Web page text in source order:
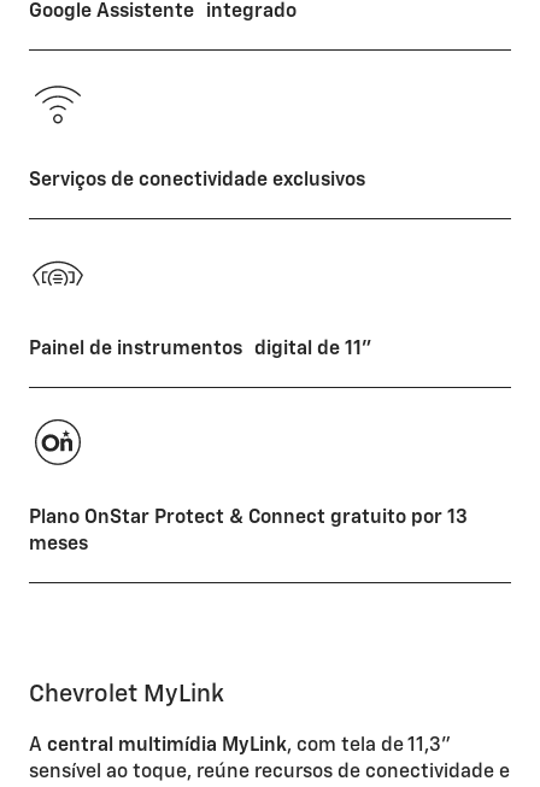
Google Assistente integrado
Serviços de conectividade exclusivos
Painel de instrumentos digital de 11"
Plano OnStar Protect & Connect gratuito por 13
meses
Chevrolet MyLink
A central multimídia MyLink, com tela de 11,3”
sensível ao toque, reúne recursos de conectividade e